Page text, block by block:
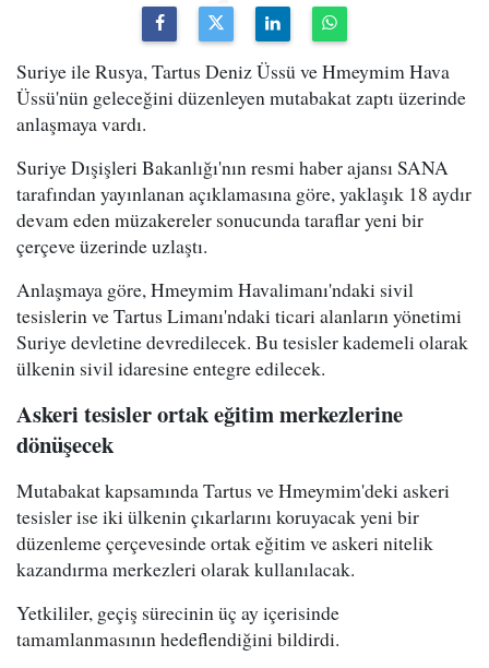
Suriye ile Rusya, Tartus Deniz Üssü ve Hmeymim Hava
Üssü'nün geleceğini düzenleyen mutabakat zaptı üzerinde
anlaşmaya vardı.
Suriye Dışişleri Bakanlığı'nın resmi haber ajansı SANA
tarafından yayınlanan açıklamasına göre, yaklaşık 18 aydır
devam eden müzakereler sonucunda taraflar yeni bir
çerçeve üzerinde uzlaştı.
Anlaşmaya göre, Hmeymim Havalimanı'ndaki sivil
tesislerin ve Tartus Limanı'ndaki ticari alanların yönetimi
Suriye devletine devredilecek. Bu tesisler kademeli olarak
ülkenin sivil idaresine entegre edilecek.
Askeri tesisler ortak eğitim merkezlerine
dönüşecek
Mutabakat kapsamında Tartus ve Hmeymim'deki askeri
tesisler ise iki ülkenin çıkarlarını koruyacak yeni bir
düzenleme çerçevesinde ortak eğitim ve askeri nitelik
kazandırma merkezleri olarak kullanılacak.
Yetkililer, geçiş sürecinin üç ay içerisinde
tamamlanmasının hedeflendiğini bildirdi.